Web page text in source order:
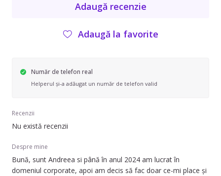
Adaugă recenzie
Adaugă la favorite
Număr de telefon real
Helperul și-a adăugat un număr de telefon valid
Recenzii
Nu există recenzii
Despre mine
Bună, sunt Andreea si până în anul 2024 am lucrat în
domeniul corporate, apoi am decis să fac doar ce-mi place și